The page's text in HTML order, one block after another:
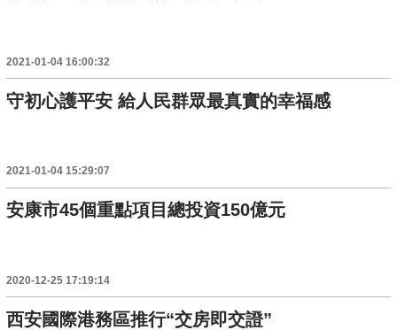
2021-01-04 16:00:32
守初心護平安 給人民群眾最真實的幸福感
2021-01-04 15:29:07
安康市45個重點項目總投資150億元
2020-12-25 17:19:14
西安國際港務區推行“交房即交證”